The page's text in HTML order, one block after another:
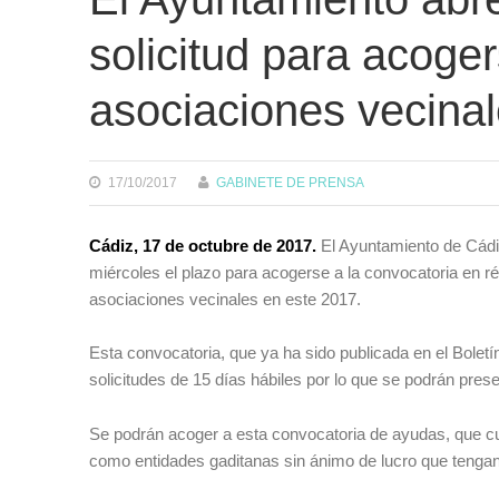
solicitud para
asociaciones
17/10/2017 GABINETE DE PRENSA
Cádiz, 17 de octubre de 2017. El Ayuntamiento de
miércoles el plazo para acogerse a la convocatoria en
asociaciones vecinales en este 2017.
Esta convocatoria, que ya ha sido publicada en el
solicitudes de 15 días hábiles por lo que se podrán
Se podrán acoger a esta convocatoria de ayudas, que
como entidades gaditanas sin ánimo de lucro que